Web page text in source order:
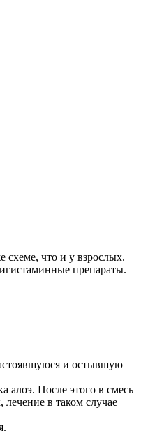
схеме, что и у взрослых.
препараты.
и остывшую
алоэ. После этого в смесь
в таком случае